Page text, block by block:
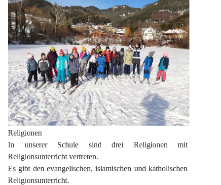
Religionen
In unserer Schule sind drei Religionen mit
Religionsunterricht vertreten.
Es gibt den evangelischen, islamischen und katholischen
Religionsunterricht.